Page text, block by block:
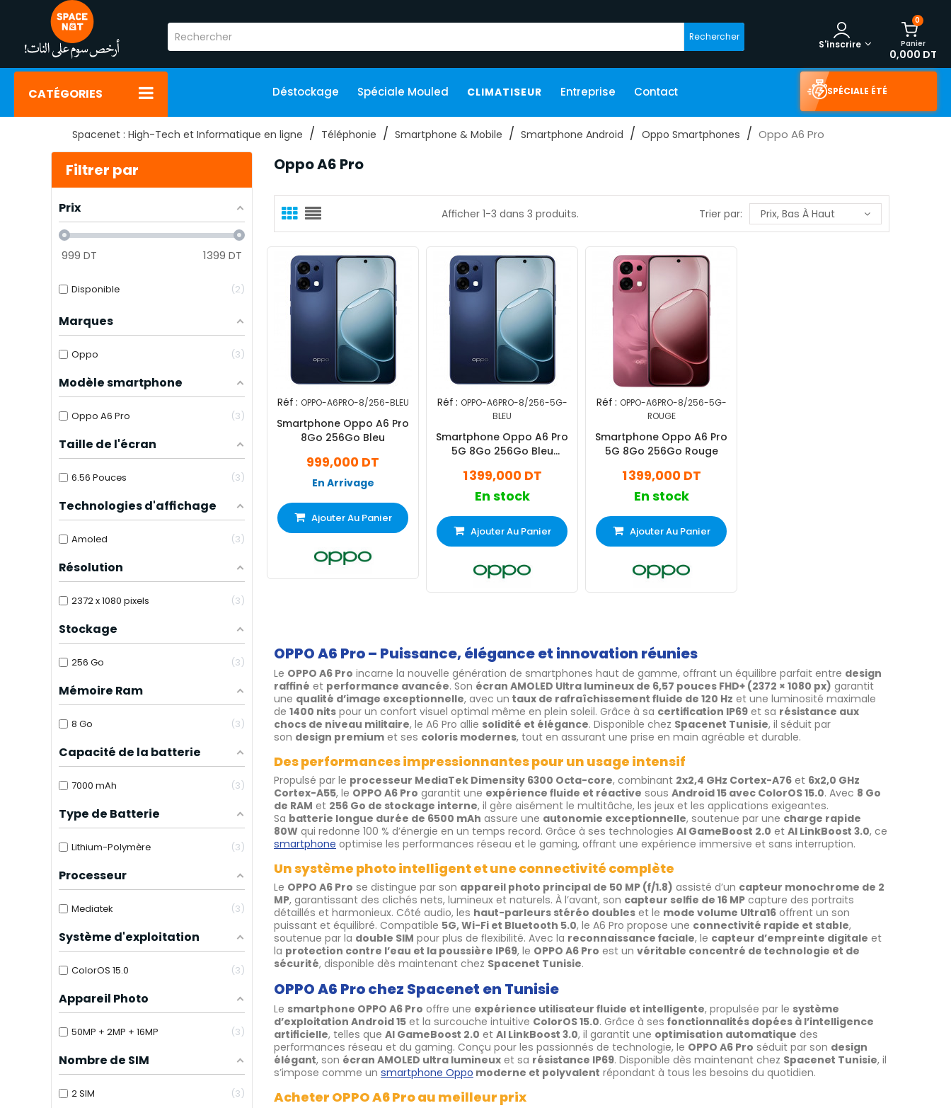
Rechercher
0
Panier
0,000 DT
S'inscrire
CATÉGORIES Déstockage Spéciale Mouled CLIMATISEUR Entreprise Contact SPÉCIALE ÉTÉ
Spacenet : High-Tech et Informatique en ligne Téléphonie Smartphone & Mobile Smartphone Android Oppo Smartphones Oppo A6 Pro
Filtrer par
Prix
999 DT 1399 DT
Disponible 2
Marques
Oppo 3
Modèle smartphone
Oppo A6 Pro 3
Taille de l'écran
6.56 Pouces 3
Technologies d'affichage
Amoled 3
Résolution
2372 x 1080 pixels 3
Stockage
256 Go 3
Mémoire Ram
8 Go 3
Capacité de la batterie
7000 mAh 3
Type de Batterie
Lithium-Polymère 3
Processeur
Mediatek 3
Système d'exploitation
ColorOS 15.0 3
Appareil Photo
50MP + 2MP + 16MP 3
Nombre de SIM
2 SIM 3
Oppo A6 Pro
Afficher 1-3 dans 3 produits. Trier par: Prix, Bas À Haut
Réf : OPPO-A6PRO-8/256-BLEU
Smartphone Oppo A6 Pro
8Go 256Go Bleu
999,000 DT
En Arrivage
Ajouter Au Panier
Réf : OPPO-A6PRO-8/256-5G-
BLEU
Smartphone Oppo A6 Pro
5G 8Go 256Go Bleu
1 399,000 DT
En stock
Ajouter Au Panier
Réf : OPPO-A6PRO-8/256-5G-
ROUGE
Smartphone Oppo A6 Pro
5G 8Go 256Go Rouge
1 399,000 DT
En stock
Ajouter Au Panier
OPPO A6 Pro – Puissance, élégance et innovation réunies
Le OPPO A6 Pro incarne la nouvelle génération de smartphones haut de gamme, offrant un équilibre parfait entre design
raffiné et performance avancée. Son écran AMOLED Ultra lumineux de 6,57 pouces FHD+ (2372 × 1080 px) garantit
une qualité d’image exceptionnelle, avec un taux de rafraîchissement fluide de 120 Hz et une luminosité maximale
de 1400 nits pour un confort visuel optimal même en plein soleil. Grâce à sa certification IP69 et sa résistance aux
chocs de niveau militaire, le A6 Pro allie solidité et élégance. Disponible chez Spacenet Tunisie, il séduit par
son design premium et ses coloris modernes, tout en assurant une prise en main agréable et durable.
Des performances impressionnantes pour un usage intensif
Propulsé par le processeur MediaTek Dimensity 6300 Octa-core, combinant 2x2,4 GHz Cortex-A76 et 6x2,0 GHz
Cortex-A55, le OPPO A6 Pro garantit une expérience fluide et réactive sous Android 15 avec ColorOS 15.0. Avec 8 Go
de RAM et 256 Go de stockage interne, il gère aisément le multitâche, les jeux et les applications exigeantes.
Sa batterie longue durée de 6500 mAh assure une autonomie exceptionnelle, soutenue par une charge rapide
80W qui redonne 100 % d’énergie en un temps record. Grâce à ses technologies AI GameBoost 2.0 et AI LinkBoost 3.0, ce
smartphone optimise les performances réseau et le gaming, offrant une expérience immersive et sans interruption.
Un système photo intelligent et une connectivité complète
Le OPPO A6 Pro se distingue par son appareil photo principal de 50 MP (f/1.8) assisté d’un capteur monochrome de 2
MP, garantissant des clichés nets, lumineux et naturels. À l’avant, son capteur selfie de 16 MP capture des portraits
détaillés et harmonieux. Côté audio, les haut-parleurs stéréo doubles et le mode volume Ultra16 offrent un son
puissant et équilibré. Compatible 5G, Wi-Fi et Bluetooth 5.0, le A6 Pro propose une connectivité rapide et stable,
soutenue par la double SIM pour plus de flexibilité. Avec la reconnaissance faciale, le capteur d’empreinte digitale et
la protection contre l’eau et la poussière IP69, le OPPO A6 Pro est un véritable concentré de technologie et de
sécurité, disponible dès maintenant chez Spacenet Tunisie.
OPPO A6 Pro chez Spacenet en Tunisie
Le smartphone OPPO A6 Pro offre une expérience utilisateur fluide et intelligente, propulsée par le système
d’exploitation Android 15 et la surcouche intuitive ColorOS 15.0. Grâce à ses fonctionnalités dopées à l’intelligence
artificielle, telles que AI GameBoost 2.0 et AI LinkBoost 3.0, il garantit une optimisation automatique des
performances réseau et du gaming. Conçu pour les passionnés de technologie, le OPPO A6 Pro séduit par son design
élégant, son écran AMOLED ultra lumineux et sa résistance IP69. Disponible dès maintenant chez Spacenet Tunisie, il
s’impose comme un smartphone Oppo moderne et polyvalent répondant à tous les besoins du quotidien.
Acheter OPPO A6 Pro au meilleur prix